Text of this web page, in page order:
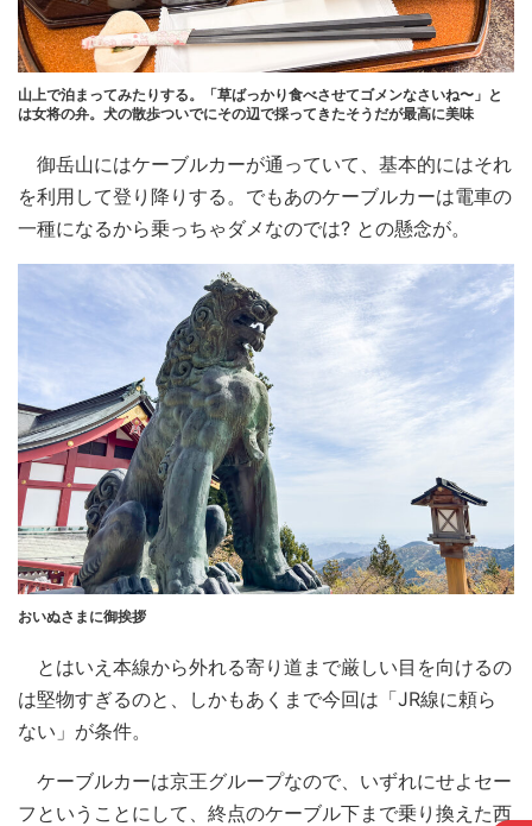
山上で泊まってみたりする。「草ばっかり食べさせてゴメンなさいね〜」と
は女将の弁。犬の散歩ついでにその辺で採ってきたそうだが最高に美味
御岳山にはケーブルカーが通っていて、基本的にはそれ
を利用して登り降りする。でもあのケーブルカーは電車の
一種になるから乗っちゃダメなのでは? との懸念が。
おいぬさまに御挨拶
とはいえ本線から外れる寄り道まで厳しい目を向けるの
は堅物すぎるのと、しかもあくまで今回は「JR線に頼ら
ない」が条件。
ケーブルカーは京王グループなので、いずれにせよセー
フということにして、終点のケーブル下まで乗り換えた西